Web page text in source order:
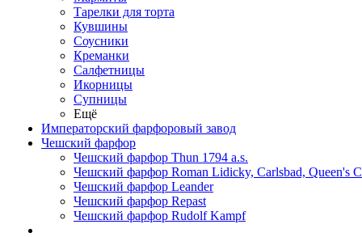
Тарелки для торта
Кувшины
Соусники
Креманки
Салфетницы
Икорницы
Супницы
Ещё
Императорский фарфоровый завод
Чешский фарфор
Чешский фарфор Thun 1794 a.s.
Чешский фарфор Roman Lidicky, Carlsbad, Queen's
Чешский фарфор Leander
Чешский фарфор Repast
Чешский фарфор Rudolf Kampf